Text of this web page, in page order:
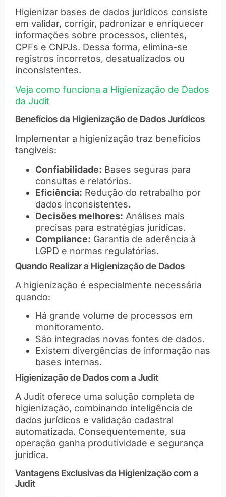
Higienizar bases de dados jurídicos consiste
em validar, corrigir, padronizar e enriquecer
informações sobre processos, clientes,
CPFs e CNPJs. Dessa forma, elimina-se
registros incorretos, desatualizados ou
inconsistentes.
Veja como funciona a Higienização de Dados
da Judit
Benefícios da Higienização de Dados Jurídicos
Implementar a higienização traz benefícios
tangíveis:
Confiabilidade: Bases seguras para
consultas e relatórios.
Eficiência: Redução do retrabalho por
dados inconsistentes.
Decisões melhores: Análises mais
precisas para estratégias jurídicas.
Compliance: Garantia de aderência à
LGPD e normas regulatórias.
Quando Realizar a Higienização de Dados
A higienização é especialmente necessária
quando:
Há grande volume de processos em
monitoramento.
São integradas novas fontes de dados.
Existem divergências de informação nas
bases internas.
Higienização de Dados com a Judit
A Judit oferece uma solução completa de
higienização, combinando inteligência de
dados jurídicos e validação cadastral
automatizada. Consequentemente, sua
operação ganha produtividade e segurança
jurídica.
Vantagens Exclusivas da Higienização com a
Judit